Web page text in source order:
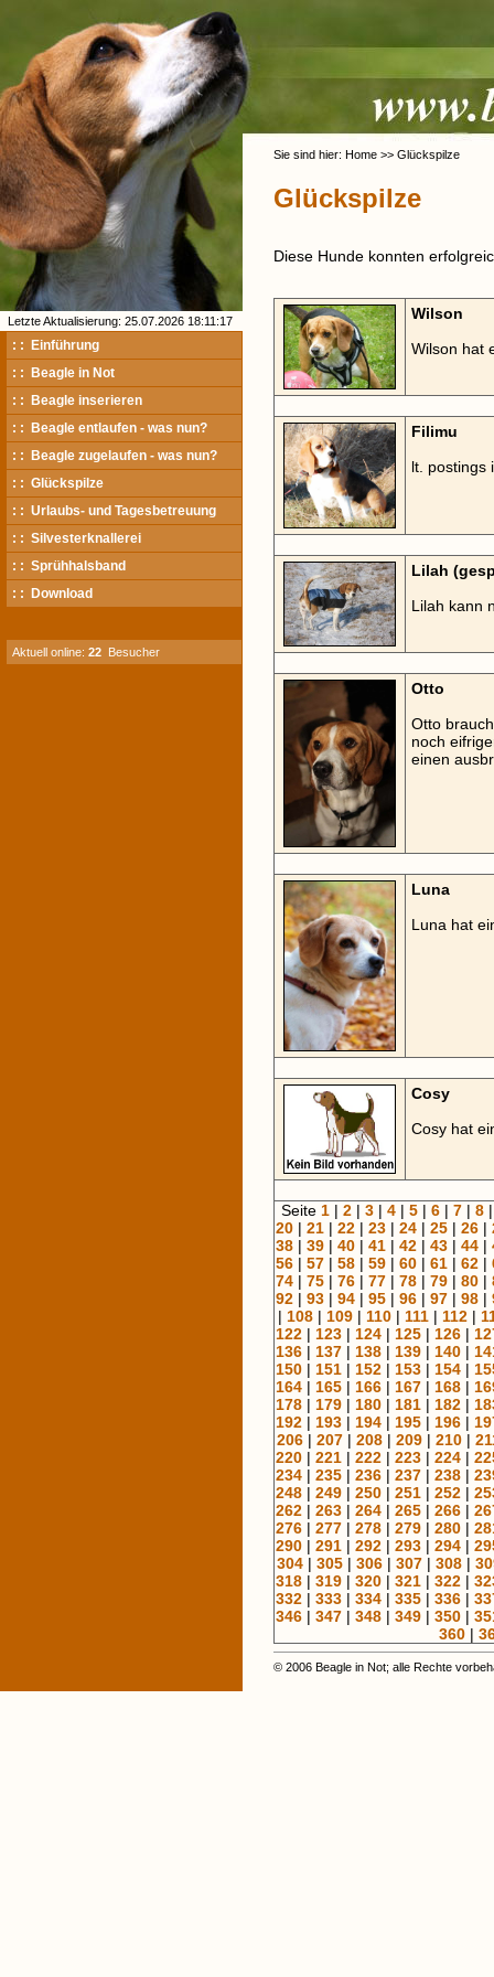
Letzte Aktualisierung: 25.07.2026 18:11:17
: : Einführung
: : Beagle in Not
: : Beagle inserieren
: : Beagle entlaufen - was nun?
: : Beagle zugelaufen - was nun?
: : Glückspilze
: : Urlaubs- und Tagesbetreuung
: : Silvesterknallerei
: : Sprühhalsband
: : Download
Aktuell online: 22 Besucher
Sie sind hier: Home >> Glückspilze
Glückspilze
Diese Hunde konnten
Wilson
Wilson hat
Filimu
lt. postings
Lilah
Lilah kann
Otto
Otto
noch
einen
Luna
Luna hat
Cosy
Cosy hat
Seite 1| 2| 3| 4| 5| 6| 7| 8
20 | 21 | 22 | 23 | 24 | 25 | 26 |
38 | 39 | 40 | 41 | 42 | 43 | 44 |
56 | 57 | 58 | 59 | 60 | 61 | 62 |
74 | 75 | 76 | 77 | 78 | 79 | 80 |
92 | 93 | 94 | 95 | 96 | 97 | 98 |
| 108| 109| 110| 111| 112|
122 | 123 | 124 | 125 | 126 |
136 | 137 | 138 | 139 | 140 |
150 | 151 | 152 | 153 | 154 |
164 | 165 | 166 | 167 | 168 |
178 | 179 | 180 | 181 | 182 |
192 | 193 | 194 | 195 | 196 |
206| 207| 208| 209| 210|
220 | 221 | 222 | 223 | 224 |
234 | 235 | 236 | 237 | 238 |
248 | 249 | 250 | 251 | 252 |
262 | 263 | 264 | 265 | 266 |
276 | 277 | 278 | 279 | 280 |
290 | 291 | 292 | 293 | 294 |
304| 305| 306| 307| 308|
318 | 319 | 320 | 321 | 322 |
332 | 333 | 334 | 335 | 336 |
346 | 347 | 348 | 349 | 350 |
360 |
© 2006 Beagle in Not; alle Rechte